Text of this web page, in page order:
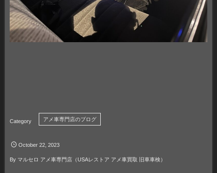
アメ車専門店のブログ
October 22 ,2023
By マルセロ アメ車専門店（USAレストア アメ車買取 旧車車検）